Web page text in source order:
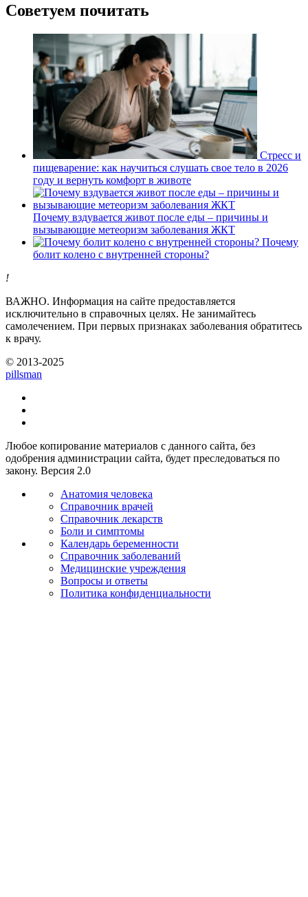
Советуем почитать
Стресс и
пищеварение: как научиться слушать свое тело в 2026
году и вернуть комфорт в животе
Почему вздувается живот после еды – причины и
вызывающие метеоризм заболевания ЖКТ
Почему
болит колено с внутренней стороны?
!
ВАЖНО. Информация на сайте предоставляется
исключительно в справочных целях. Не занимайтесь
самолечением. При первых признаках заболевания обратитесь
к врачу.
© 2013-2025
pillsman
Любое копирование материалов с данного сайта, без
одобрения администрации сайта, будет преследоваться по
закону. Версия 2.0
Анатомия человека
Справочник врачей
Справочник лекарств
Боли и симптомы
Календарь беременности
Справочник заболеваний
Медицинские учреждения
Вопросы и ответы
Политика конфиденциальности